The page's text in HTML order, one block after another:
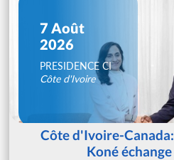
7 Août
2026
PRESIDENCE CI
Côte d'Ivoire
Côte d'Ivoire-
Koné